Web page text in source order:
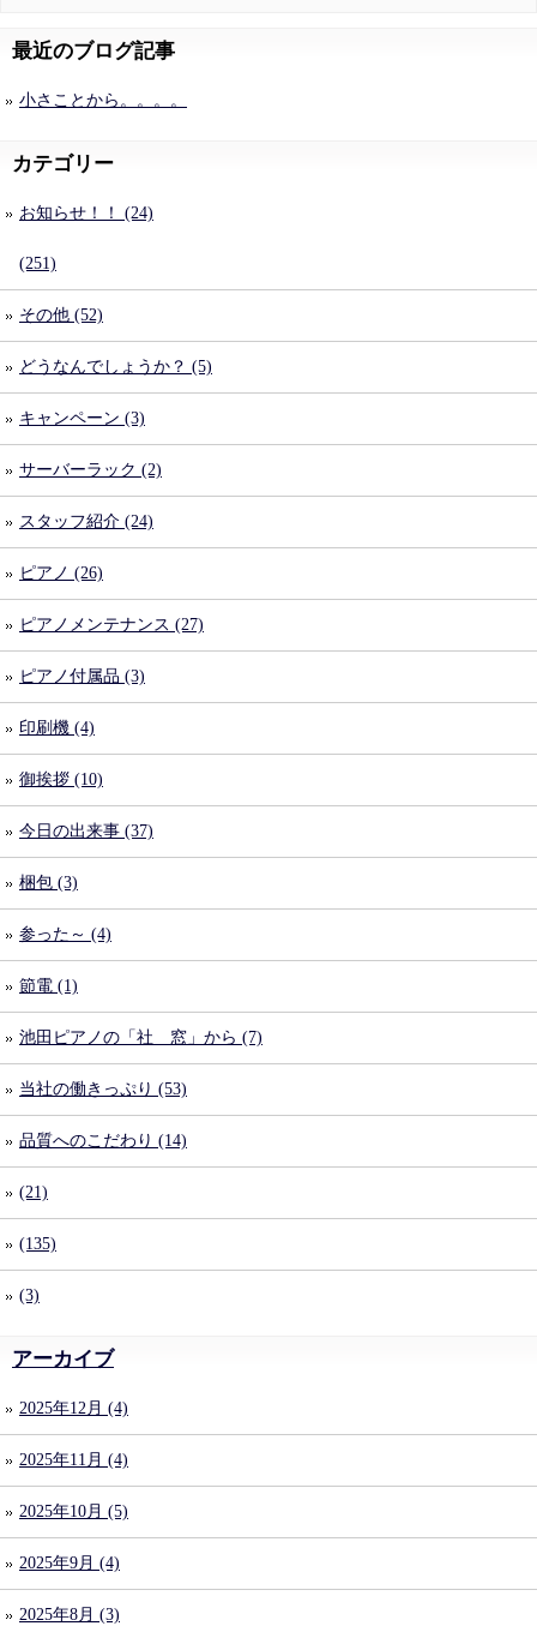
最近のブログ記事
小さことから。。。。
カテゴリー
お知らせ！！ (24)
(251)
その他 (52)
どうなんでしょうか？ (5)
キャンペーン (3)
サーバーラック (2)
スタッフ紹介 (24)
ピアノ (26)
ピアノメンテナンス (27)
ピアノ付属品 (3)
印刷機 (4)
御挨拶 (10)
今日の出来事 (37)
梱包 (3)
参った～ (4)
節電 (1)
池田ピアノの「社 窓」から (7)
当社の働きっぷり (53)
品質へのこだわり (14)
(21)
(135)
(3)
アーカイブ
2025年12月 (4)
2025年11月 (4)
2025年10月 (5)
2025年9月 (4)
2025年8月 (3)